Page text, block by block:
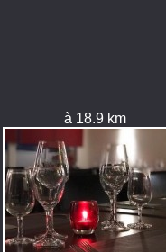
à 18.9 km